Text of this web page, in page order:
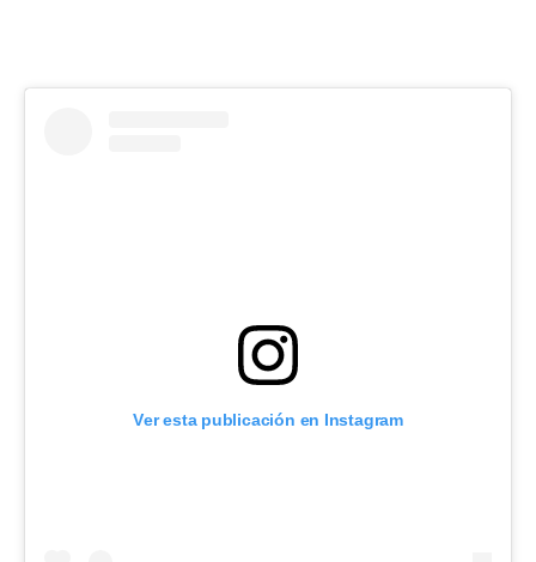
Ver esta publicación en Instagram